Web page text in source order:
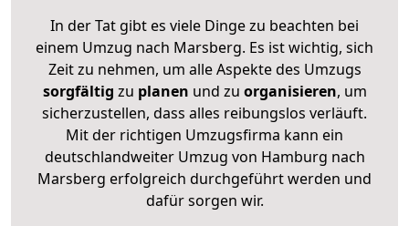
In der Tat gibt es viele Dinge zu beachten bei
einem Umzug nach Marsberg. Es ist wichtig, sich
Zeit zu nehmen, um alle Aspekte des Umzugs
sorgfältig zu planen und zu organisieren, um
sicherzustellen, dass alles reibungslos verläuft.
Mit der richtigen Umzugsfirma kann ein
deutschlandweiter Umzug von Hamburg nach
Marsberg erfolgreich durchgeführt werden und
dafür sorgen wir.